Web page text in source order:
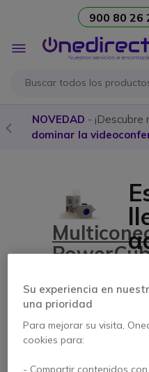
900 80 26
Toggle
Nav
NOVEDAD - ¡Descubre
dominar la
220v
+ 2
Su experiencia en
una prioridad
Para mejorar su visita,
cookies para:
- Compartir contenidos